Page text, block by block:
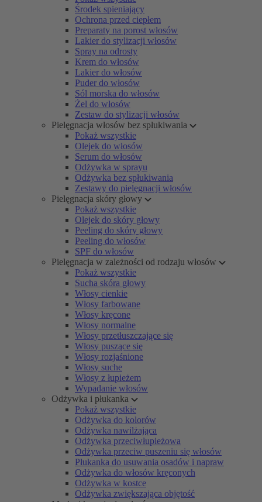
Środek spieniający
Ochrona przed ciepłem
Preparaty na porost włosów
Lakier do stylizacji włosów
Spray na odrosty
Krem do włosów
Lakier do włosów
Puder do włosów
Sól morska do włosów
Żel do włosów
Zestaw do stylizacji włosów
Pielęgnacja włosów bez spłukiwania
Pokaż wszystkie
Olejek do włosów
Serum do włosów
Odżywka w sprayu
Odżywka bez spłukiwania
Zestawy do pielęgnacji włosów
Pielęgnacja skóry głowy
Pokaż wszystkie
Olejek do skóry głowy
Peeling do skóry głowy
Peeling do włosów
SPF do włosów
Pielęgnacja w zależności od rodzaju włosów
Pokaż wszystkie
Sucha skóra głowy
Włosy cienkie
Włosy farbowane
Włosy kręcone
Włosy normalne
Włosy przetłuszczające się
Włosy puszące się
Włosy rozjaśnione
Włosy suche
Włosy z łupieżem
Wypadanie włosów
Odżywka i płukanka
Pokaż wszystkie
Odżywka do kolorów
Odżywka nawilżająca
Odżywka przeciwłupieżowa
Odżywka przeciw puszeniu się włosów
Płukanka do usuwania osadów i napraw
Odżywka do włosów kręconych
Odżywka w kostce
Odżywka zwiększająca objętość